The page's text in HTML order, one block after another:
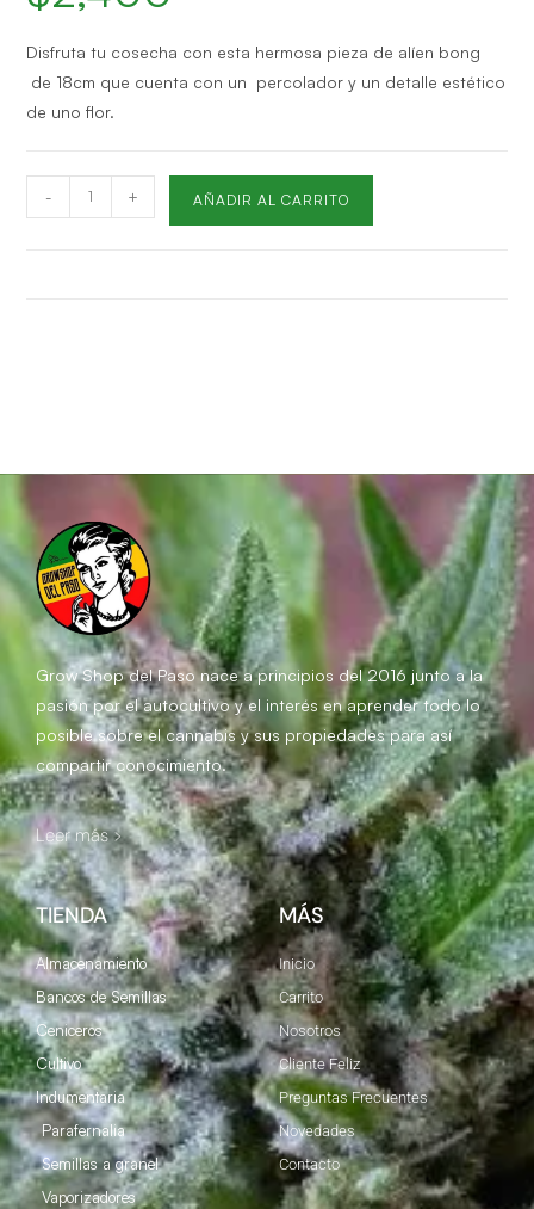
Disfruta tu cosecha con esta hermosa pieza de alíen bong
de 18cm que cuenta con un percolador y un detalle estético
de uno flor.
- + AÑADIR AL CARRITO
Grow Shop del Pasonace a principios del 2016 junto a la
pasión por el autocultivo y el interés en aprender todo lo
posible sobre el cannabis y sus propiedades para así
compartir conocimiento.
Leer más >
TIENDA
Almacenamiento
Bancos de Semillas
Ceniceros
Cultivo
Indumentaria
Parafernalia
Semillas a granel
Vaporizadores
MÁS
Inicio
Carrito
Nosotros
Cliente Feliz
Preguntas Frecuentes
Novedades
Contacto